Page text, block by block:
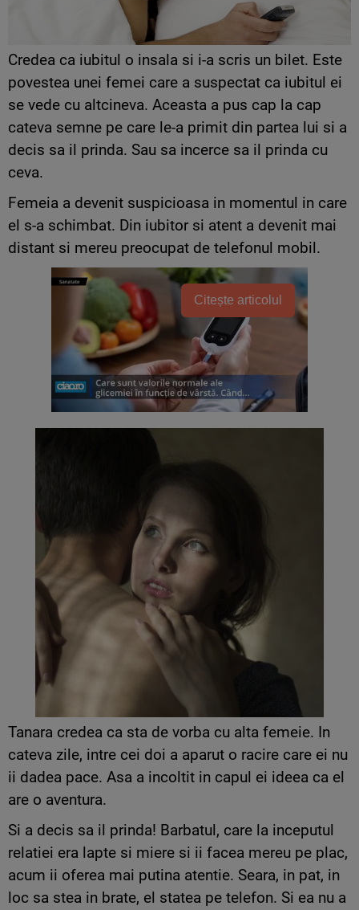
Credea ca iubitul o insala si i-a scris un bilet. Este
povestea unei femei care a suspectat ca iubitul ei
se vede cu altcineva. Aceasta a pus cap la cap
cateva semne pe care le-a primit din partea lui si a
decis sa il prinda. Sau sa incerce sa il prinda cu
ceva.
Femeia a devenit suspicioasa in momentul in care
el s-a schimbat. Din iubitor si atent a devenit mai
distant si mereu preocupat de telefonul mobil.
Citește articolul
Tanara credea ca sta de vorba cu alta femeie. In
cateva zile, intre cei doi a aparut o racire care ei nu
ii dadea pace. Asa a incoltit in capul ei ideea ca el
are o aventura.
Si a decis sa il prinda! Barbatul, care la inceputul
relatiei era lapte si miere si ii facea mereu pe plac,
acum ii oferea mai putina atentie. Seara, in pat, in
loc sa stea in brate, el statea pe telefon. Si ea nu a